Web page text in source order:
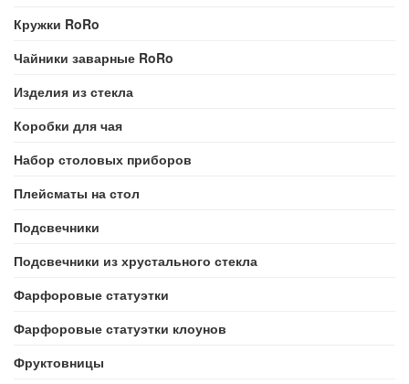
Кружки RoRo
Чайники заварные RoRo
Изделия из стекла
Коробки для чая
Набор столовых приборов
Плейсматы на стол
Подсвечники
Подсвечники из хрустального стекла
Фарфоровые статуэтки
Фарфоровые статуэтки клоунов
Фруктовницы